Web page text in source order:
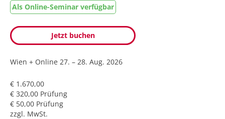
Als Online-Seminar verfügbar
Jetzt buchen
Wien + Online 27. – 28. Aug. 2026
€ 1.670,00
€ 320,00 Prüfung
€ 50,00 Prüfung
zzgl. MwSt.